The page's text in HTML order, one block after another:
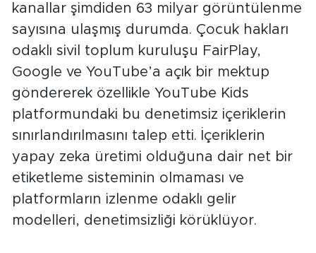
kanallar şimdiden 63 milyar görüntülenme
sayısına ulaşmış durumda. Çocuk hakları
odaklı sivil toplum kuruluşu FairPlay,
Google ve YouTube’a açık bir mektup
göndererek özellikle YouTube Kids
platformundaki bu denetimsiz içeriklerin
sınırlandırılmasını talep etti. İçeriklerin
yapay zeka üretimi olduğuna dair net bir
etiketleme sisteminin olmaması ve
platformların izlenme odaklı gelir
modelleri, denetimsizliği körüklüyor.